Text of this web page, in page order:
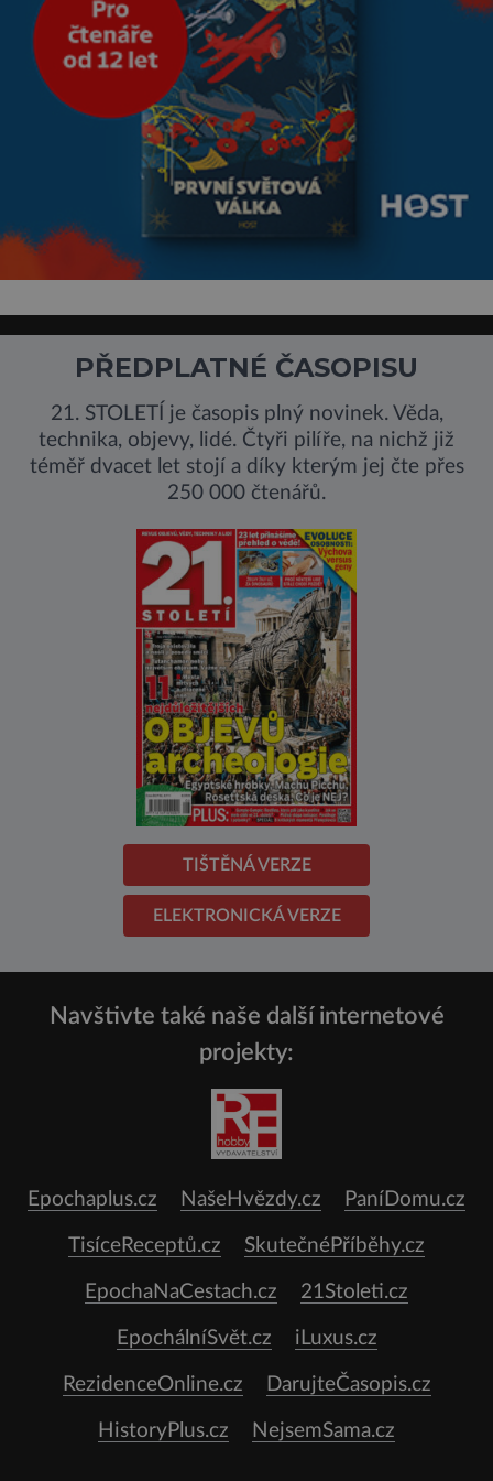
PŘEDPLATNÉ ČASOPISU
21. STOLETÍ je časopis plný novinek. Věda,
technika, objevy, lidé. Čtyři pilíře, na nichž již
téměř dvacet let stojí a díky kterým jej čte přes
250 000 čtenářů.
TIŠTĚNÁ VERZE
ELEKTRONICKÁ VERZE
Navštivte také naše další internetové
projekty:
Epochaplus.cz NašeHvězdy.cz PaníDomu.cz
TisíceReceptů.cz SkutečnéPříběhy.cz
EpochaNaCestach.cz 21Stoleti.cz
EpochálníSvět.cz iLuxus.cz
RezidenceOnline.cz DarujteČasopis.cz
HistoryPlus.cz NejsemSama.cz